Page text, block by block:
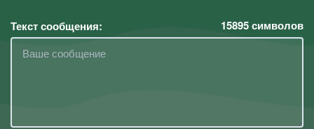
Текст сообщения: 15895символов